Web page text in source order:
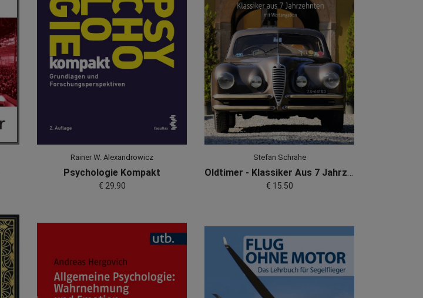
Rainer W. Alexandrowicz
Psychologie Kompakt
€ 29.90
Stefan Schrahe
Oldtimer - Klassiker Aus 7 Jahrzehnten
€ 15.50